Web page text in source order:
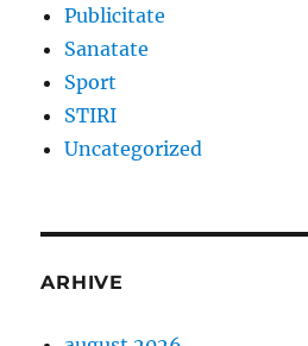
Publicitate
Sanatate
Sport
STIRI
Uncategorized
ARHIVE